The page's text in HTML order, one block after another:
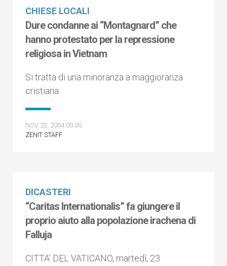
CHIESE LOCALI
Dure condanne ai “Montagnard” che
hanno protestato per la repressione
religiosa in Vietnam
Si tratta di una minoranza a maggioranza
cristiana
NOV 23, 2004 00:00
ZENIT STAFF
DICASTERI
“Caritas Internationalis” fa giungere il
proprio aiuto alla popolazione irachena di
Falluja
CITTA’ DEL VATICANO, martedì, 23